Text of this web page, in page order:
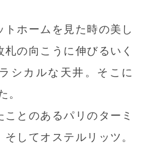
ホームを見た時の美し
の向こうに伸びるいく
シカルな天井。そこに
。
とのあるパリのターミ
してオステルリッツ。